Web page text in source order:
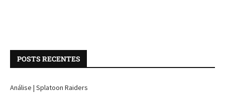
POSTS RECENTES
Análise | Splatoon Raiders